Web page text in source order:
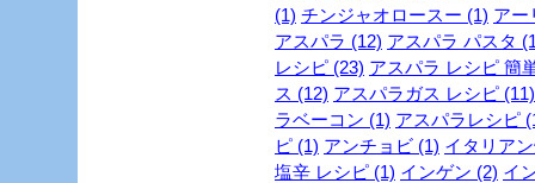
(1) チンジャオロースー (1) アー
アスパラ (12) アスパラ パスタ
レシピ (23) アスパラ レシピ 簡
ス (12) アスパラガス レシピ (11)
ラベーコン (1) アスパラレシピ
ピ (1) アンチョビ (1) イタリア
塩辛 レシピ (1) インゲン (2) イ